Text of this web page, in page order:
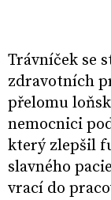
Trávníček se
zdravotních
přelomu
nemocnici
který zlepšil
slavného
vrací do